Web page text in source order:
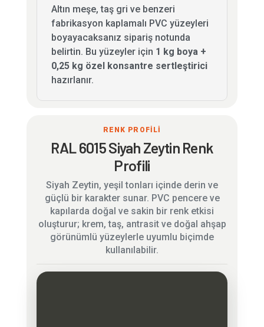
Altın meşe, taş gri ve benzeri
fabrikasyon kaplamalı PVC yüzeyleri
boyayacaksanız sipariş notunda
belirtin. Bu yüzeyler için 1 kg boya +
0,25 kg özel konsantre sertleştirici
hazırlanır.
RENK PROFİLİ
RAL 6015 Siyah Zeytin Renk
Profili
Siyah Zeytin, yeşil tonları içinde derin ve
güçlü bir karakter sunar. PVC pencere ve
kapılarda doğal ve sakin bir renk etkisi
oluşturur; krem, taş, antrasit ve doğal ahşap
görünümlü yüzeylerle uyumlu biçimde
kullanılabilir.